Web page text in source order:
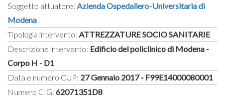
Soggetto attuatore: Azienda Ospedaliero-Universitaria di
Modena
Tipologia intervento: ATTREZZATURE SOCIO SANITARIE
Descrizione intervento: Edificio del policlinico di Modena -
Corpo H - D1
Data e numero CUP: 27 Gennaio 2017 - F99E14000080001
Numero CIG: 62071351D8